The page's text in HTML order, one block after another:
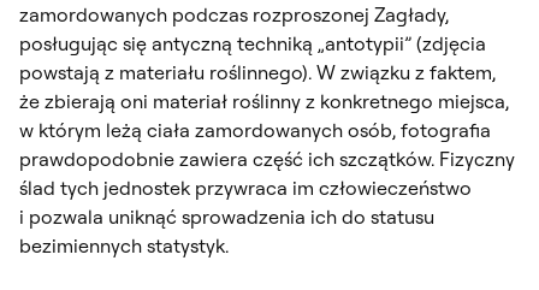
zamordowanych podczas rozproszonej Zagłady,
posługując się antyczną techniką „antotypii” (zdjęcia
powstają z materiału roślinnego). W związku z faktem,
że zbierają oni materiał roślinny z konkretnego miejsca,
w którym leżą ciała zamordowanych osób, fotografia
prawdopodobnie zawiera część ich szczątków. Fizyczny
ślad tych jednostek przywraca im człowieczeństwo
i pozwala uniknąć sprowadzenia ich do statusu
bezimiennych statystyk.